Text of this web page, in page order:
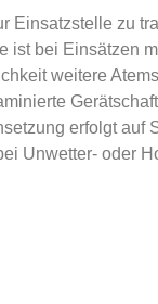
Einsatzstelle zu
bei Einsätzen
weitere
erfolgt
Unwetter- oder